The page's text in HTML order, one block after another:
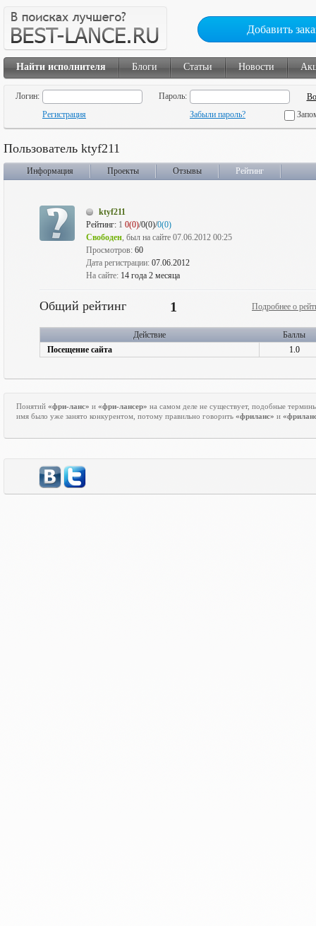
Добавить
Найти исполнителя Блоги Статьи Новости
Логин:
Пароль:
Регистрация
Забыли пароль?
Пользователь ktyf211
Информация Проекты Отзывы Рейтинг
ktyf211
Рейтинг: 1 0(0)/0(0)/0(0)
Свободен, был на сайте 07.06.2012 00:25
Просмотров: 60
Дата регистрации: 07.06.2012
На сайте: 14 года 2 месяца
Общий рейтинг 1 Подробнее о
Действие
Баллы
Посещение сайта
1.0
Понятий «фри-ланс» и «фри-лансер» на самом деле не существует, подобные
имя было уже занято конкурентом, потому правильно говорить «фриланс» и